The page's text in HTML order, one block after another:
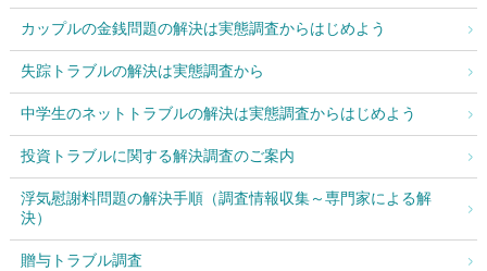
カップルの金銭問題の解決は実態調査からはじめよう
失踪トラブルの解決は実態調査から
中学生のネットトラブルの解決は実態調査からはじめよう
投資トラブルに関する解決調査のご案内
浮気慰謝料問題の解決手順（調査情報収集～専門家による解
決）
贈与トラブル調査